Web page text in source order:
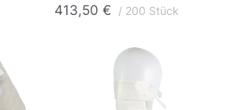
413,50 € 200 Stück